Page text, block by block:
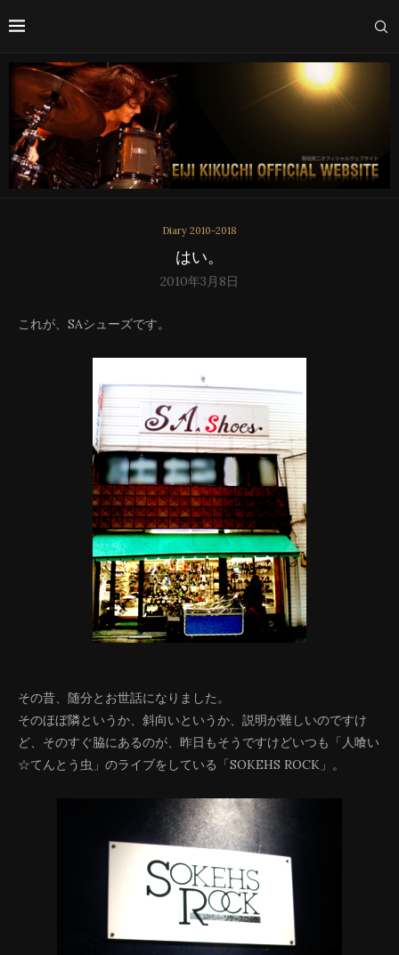
Diary 2010-2018
はい。
2010年3月8日
これが、SAシューズです。
その昔、随分とお世話になりました。
そのほぼ隣というか、斜向いというか、説明が難しいのですけ
ど、そのすぐ脇にあるのが、昨日もそうですけどいつも「人喰い
☆てんとう虫」のライブをしている「SOKEHS ROCK」。